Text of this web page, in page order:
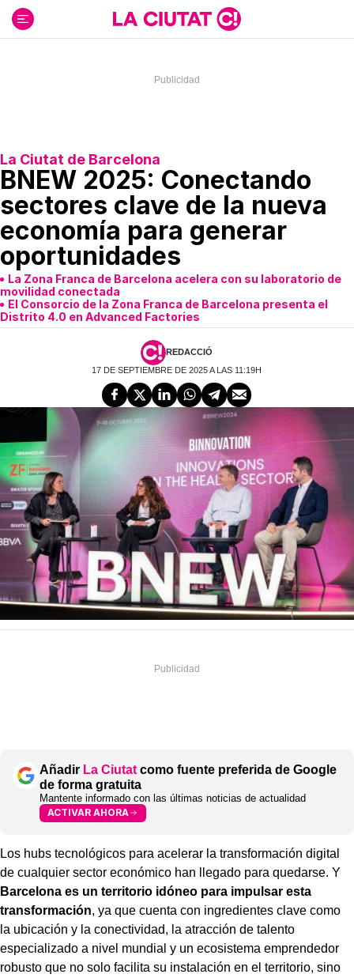
contenido
La Ciutat de Barcelona
BNEW 2025: Conectando
sectores clave de la nueva
economía para generar
oportunidades
La Zona Franca de Barcelona acelera con su laboratorio de
movilidad conectada
El Consorcio de la Zona Franca de Barcelona presenta el
Distrito 4.0 en Advanced Factories
REDACCIÓ
17 DE SEPTIEMBRE DE 2025 A LAS 11:19H
Añadir La Ciutat como fuente preferida de Google
de forma gratuita
Mantente informado con las últimas noticias de actualidad
ACTIVAR AHORA
Los hubs tecnológicos para acelerar la transformación digital
de cualquier sector económico han llegado para quedarse. Y
Barcelona es un territorio idóneo para impulsar esta
transformación, ya que cuenta con ingredientes clave como
la ubicación y la conectividad, la atracción de talento
especializado a nivel mundial y un ecosistema emprendedor
robusto que no solo facilita su instalación en el territorio, sino